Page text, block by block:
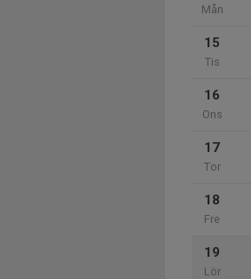
Mån
15
Tis
16
Ons
17
Tor
18
Fre
19
Lör